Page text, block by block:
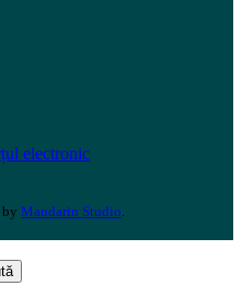
electronic
Mandarin Studio